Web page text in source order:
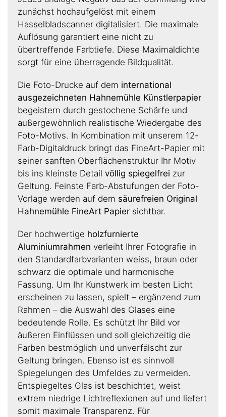
zunächst hochaufgelöst mit einem
Hasselbladscanner digitalisiert. Die maximale
Auflösung garantiert eine nicht zu
übertreffende Farbtiefe. Diese Maximaldichte
sorgt für eine überragende Bildqualität.
Die Foto-Drucke auf dem international
ausgezeichneten Hahnemühle Künstlerpapier
begeistern durch gestochene Schärfe und
außergewöhnlich realistische Wiedergabe des
Foto-Motivs. In Kombination mit unserem 12-
Farb-Digitaldruck bringt das FineArt-Papier mit
seiner sanften Oberflächenstruktur Ihr Motiv
bis ins kleinste Detail völlig spiegelfrei zur
Geltung. Feinste Farb-Abstufungen der Foto-
Vorlage werden auf dem säurefreien Original
Hahnemühle FineArt Papier sichtbar.
Der hochwertige holzfurnierte
Aluminiumrahmen verleiht Ihrer Fotografie in
den Standardfarbvarianten weiss, braun oder
schwarz die optimale und harmonische
Fassung. Um Ihr Kunstwerk im besten Licht
erscheinen zu lassen, spielt – ergänzend zum
Rahmen – die Auswahl des Glases eine
bedeutende Rolle. Es schützt Ihr Bild vor
äußeren Einflüssen und soll gleichzeitig die
Farben bestmöglich und unverfälscht zur
Geltung bringen. Ebenso ist es sinnvoll
Spiegelungen des Umfeldes zu vermeiden.
Entspiegeltes Glas ist beschichtet, weist
extrem niedrige Lichtreflexionen auf und liefert
somit maximale Transparenz. Für